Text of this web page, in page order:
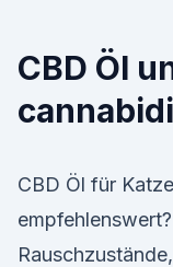
CBD Öl
CBD Öl für